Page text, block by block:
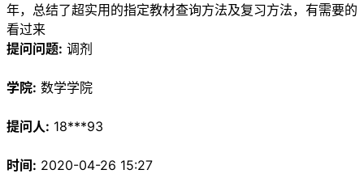
年，总结了超实用的指定教材查询方法及复习方法，有需要的
看过来
提问问题: 调剂
学院: 数学学院
提问人: 18***93
时间: 2020-04-26 15:27